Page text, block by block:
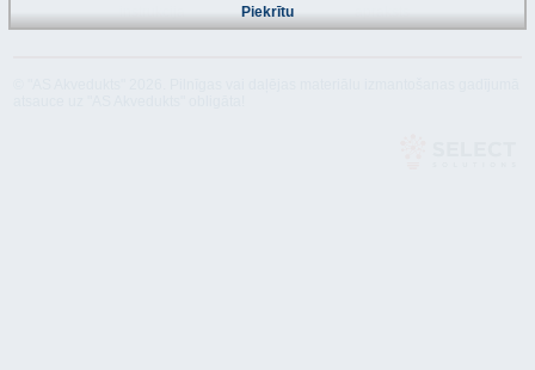
Piekrītu